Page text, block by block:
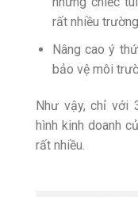
rất nhiều
Nâng cao ý
bảo vệ môi
Như vậy, chỉ với
hình kinh doanh
rất nhiều.